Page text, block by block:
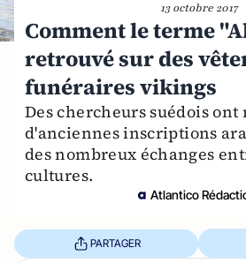
13 octobre 2017
Comment le terme
retrouvé sur des
funéraires vikings
Des chercheurs suédois ont
d'anciennes inscriptions
des nombreux échanges
cultures.
Atlantico
PARTAGER